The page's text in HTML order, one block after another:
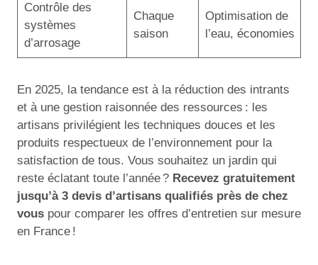
Contrôle des
systèmes
d’arrosage
Chaque
saison
Optimisation de
l’eau, économies
En 2025, la tendance est à la réduction des intrants
et à une gestion raisonnée des ressources : les
artisans privilégient les techniques douces et les
produits respectueux de l’environnement pour la
satisfaction de tous. Vous souhaitez un jardin qui
reste éclatant toute l’année ? Recevez gratuitement
jusqu’à 3 devis d’artisans qualifiés près de chez
vous pour comparer les offres d’entretien sur mesure
en France !